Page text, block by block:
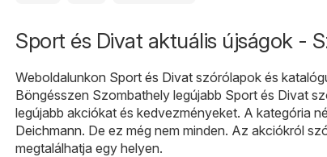
Sport és Divat aktuális újságok -
Weboldalunkon Sport és Divat szórólapok és
Böngésszen Szombathely legújabb Sport és Divat
legújabb akciókat és kedvezményeket. A kategória
Deichmann. De ez még nem minden. Az akciókról
megtalálhatja egy helyen.